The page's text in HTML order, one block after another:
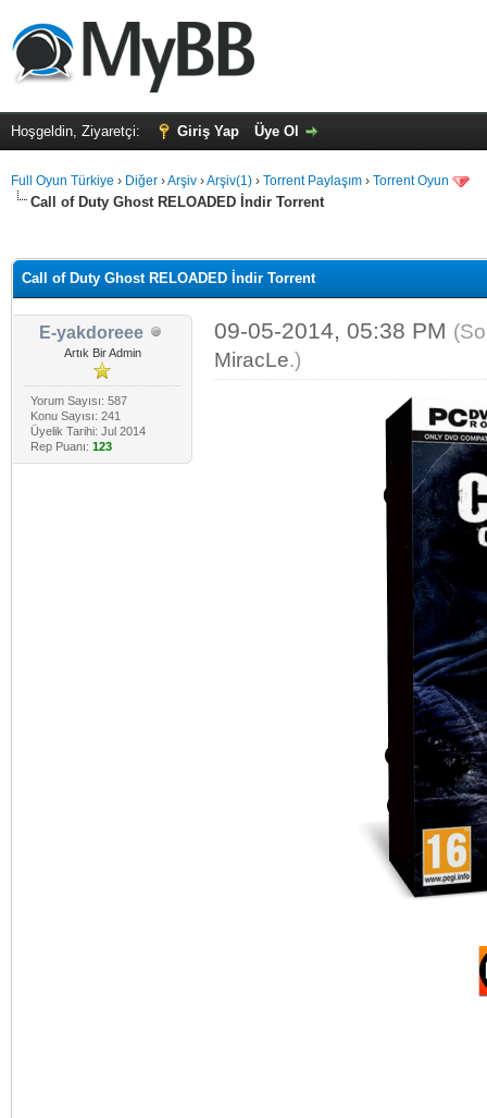
Hoşgeldin, Ziyaretçi: Giriş Yap Üye Ol
Full Oyun Türkiye › Diğer ›Arşiv ›Arşiv(1) › Torrent Paylaşım › Torrent Oyun
Call of Duty Ghost RELOADED İndir Torrent
Call of Duty Ghost RELOADED İndir Torrent
E-yakdoreee
Artık Bir Admin
Yorum Sayısı: 587
Konu Sayısı: 241
Üyelik Tarihi: Jul 2014
Rep Puanı: 123
09-05-2014, 05:38 PM
MiracLe.)